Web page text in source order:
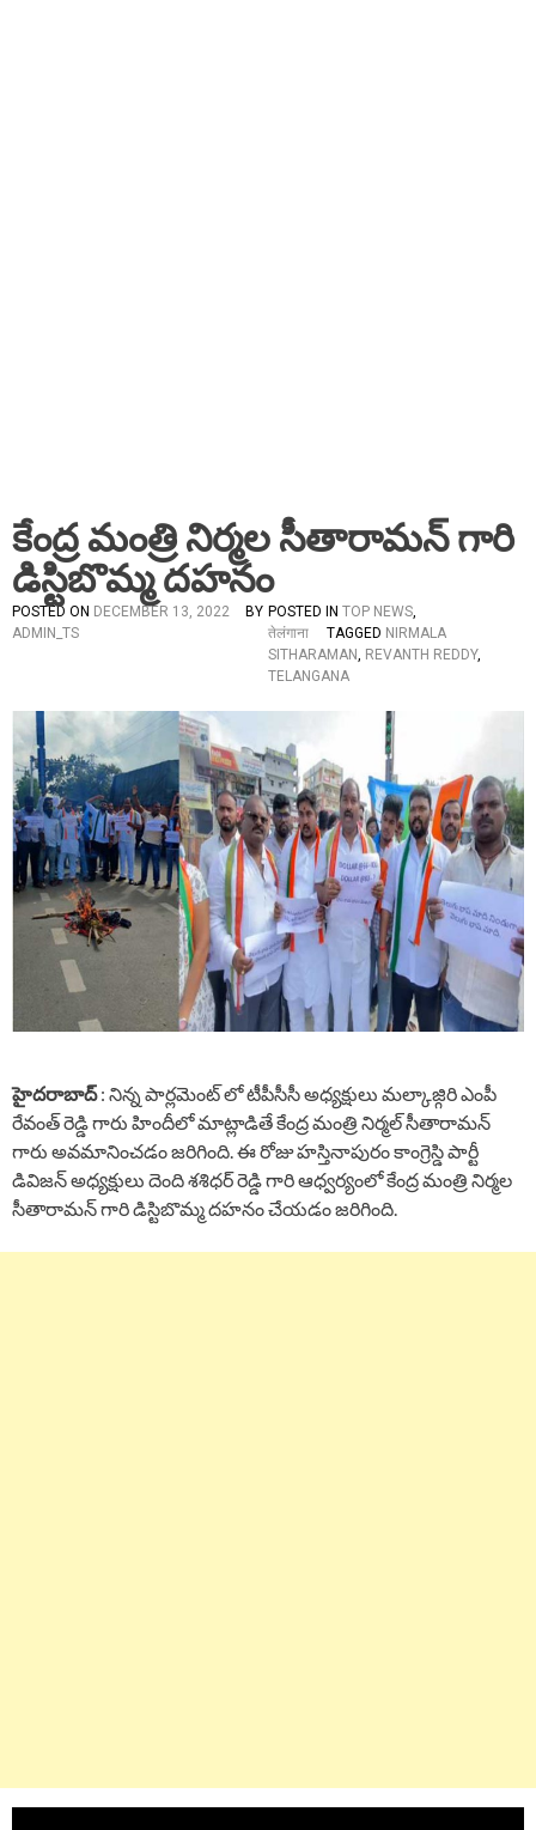
కేంద్ర మంత్రి నిర్మల సీతారామన్ గారి
డిస్టిబొమ్మ దహనం
POSTED ON DECEMBER 13, 2022
BY
ADMIN_TS
POSTED IN TOP NEWS,
तेलंगाना
TAGGED NIRMALA
SITHARAMAN, REVANTH REDDY,
TELANGANA
హైదరాబాద్: నిన్న పార్లమెంట్ లో టీపీసీసీ అధ్యక్షులు మల్కాజ్గిరి ఎంపీ
రేవంత్ రెడ్డి గారు హిందీలో మాట్లాడితే కేంద్ర మంత్రి నిర్మల్ సీతారామన్
గారు అవమానించడం జరిగింది. ఈ రోజు హస్తినాపురం కాంగ్రెస్డి పార్టీ
డివిజన్ అధ్యక్షులు దెంది శశిధర్ రెడ్డి గారి ఆధ్వర్యంలో కేంద్ర మంత్రి నిర్మల
సీతారామన్ గారి డిస్టిబొమ్మ దహనం చేయడం జరిగింది.